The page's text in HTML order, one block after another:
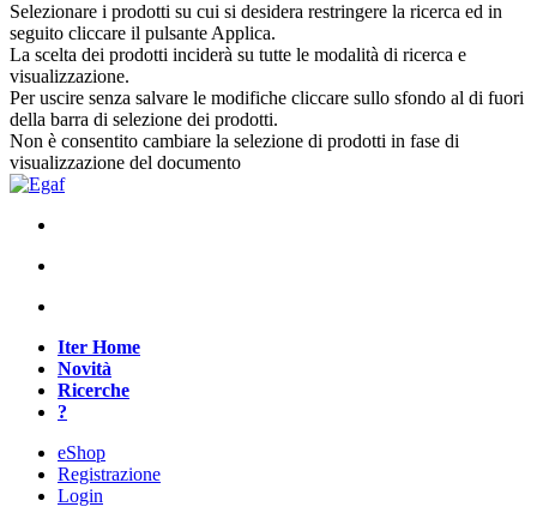
Selezionare i prodotti su cui si desidera restringere la ricerca ed in
seguito cliccare il pulsante Applica.
La scelta dei prodotti inciderà su tutte le modalità di ricerca e
visualizzazione.
Per uscire senza salvare le modifiche cliccare sullo sfondo al di fuori
della barra di selezione dei prodotti.
Non è consentito cambiare la selezione di prodotti in fase di
visualizzazione del documento
Iter Home
Novità
Ricerche
?
eShop
Registrazione
Login